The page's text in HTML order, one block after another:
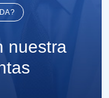
nuestra